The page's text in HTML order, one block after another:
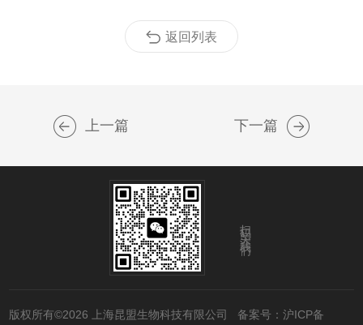
返回列表
上一篇 下一篇
扫码关注我们
版权所有©2026 上海昆盟生物科技有限公司 备案号：沪ICP备